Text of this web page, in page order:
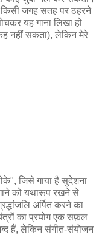
किसी जगह सतह पर ठहरने
यह गाना लिखा हो
नहीं सकता), लेकिन मेरे
जिसे गाया है सुदेशना
को यथारूप रखने से
अर्पित करने का
का प्रयोग एक सफ़ल
हैं, लेकिन संगीत-संयोजन